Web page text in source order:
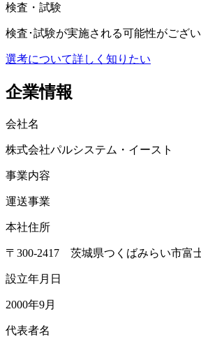
検査・試験
検査･試験が実施される可能性がござい
選考について詳しく知りたい
企業情報
会社名
株式会社パルシステム・イースト
事業内容
運送事業
本社住所
〒300-2417 茨城県つくばみらい市富
設立年月日
2000年9月
代表者名